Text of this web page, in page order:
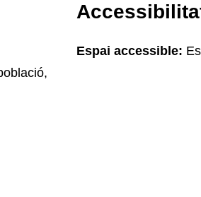
Espai accessible: